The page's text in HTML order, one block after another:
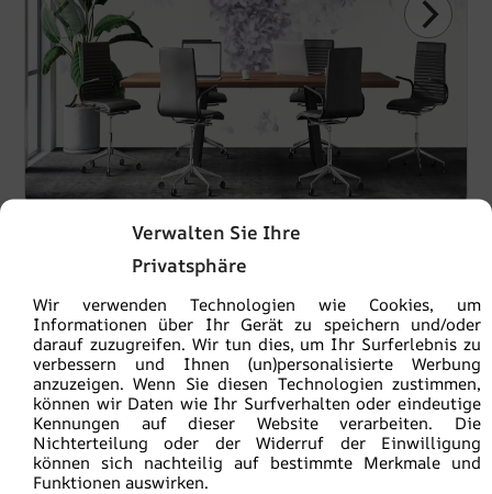
Verwalten Sie Ihre
Privatsphäre
Wir verwenden Technologien wie Cookies, um
Informationen über Ihr Gerät zu speichern und/oder
darauf zuzugreifen. Wir tun dies, um Ihr Surferlebnis zu
verbessern und Ihnen (un)personalisierte Werbung
anzuzeigen. Wenn Sie diesen Technologien zustimmen,
können wir Daten wie Ihr Surfverhalten oder eindeutige
Kennungen auf dieser Website verarbeiten. Die
Nichterteilung oder der Widerruf der Einwilligung
können sich nachteilig auf bestimmte Merkmale und
Funktionen auswirken.
Ähnliche Produkte
BEFÖRDERUNG!